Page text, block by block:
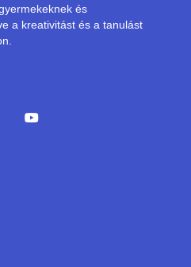
és
a kreativitást és a tanulást